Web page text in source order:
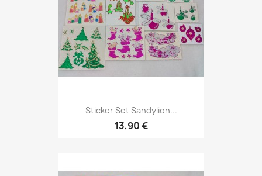
Sticker Set Sandylion...
13,90 €